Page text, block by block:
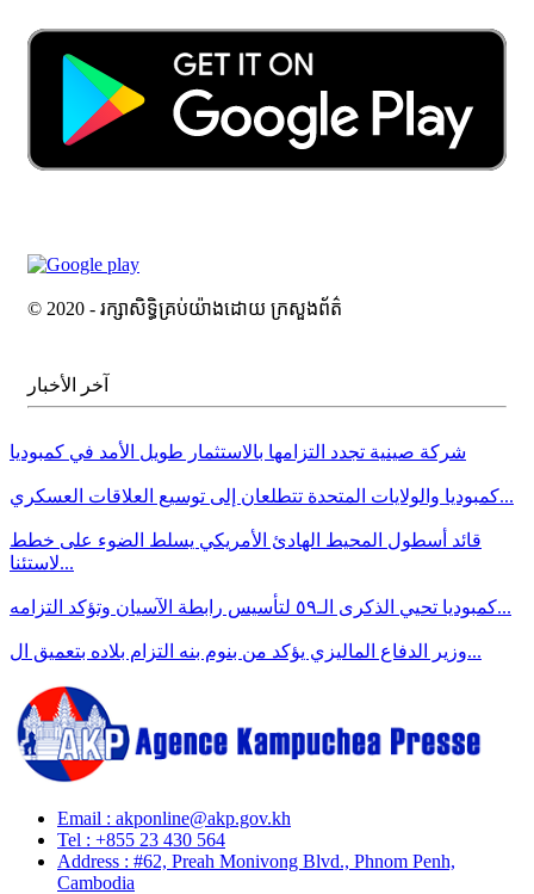
© 2020 - រក្សាសិទ្ធិគ្រប់យ៉ាងដោយ ក្រសួងព័ត៌
آخر الأخبار
شركة صينية تجدد التزامها بالاستثمار طويل الأمد في كمبوديا
كمبوديا والولايات المتحدة تتطلعان إلى توسيع العلاقات العسكري...
قائد أسطول المحيط الهادئ الأمريكي يسلط الضوء على خطط
لاستئنا...
كمبوديا تحيي الذكرى الـ٥٩ لتأسيس رابطة الآسيان وتؤكد التزامه...
وزير الدفاع الماليزي يؤكد من بنوم بنه التزام بلاده بتعميق ال...
Email : akponline@akp.gov.kh
​Tel : ​+855 23 430 564
Address : ​#62, Preah Monivong Blvd., Phnom Penh,
Cambodia